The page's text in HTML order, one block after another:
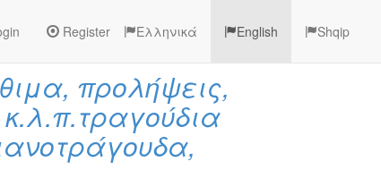
Ελληνικά English Shqip
Register
προλήψεις,